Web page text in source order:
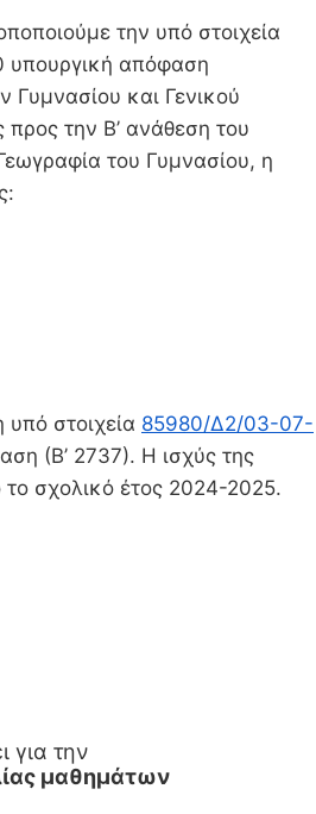
την υπό στοιχεία
απόφαση
Γυμνασίου και Γενικού
προς την Β’ ανάθεση του
του Γυμνασίου, η
υπό στοιχεία 85980/Δ2/03-07-
(Β’ 2737). Η ισχύς της
σχολικό έτος 2024-2025.
για την
μαθημάτων